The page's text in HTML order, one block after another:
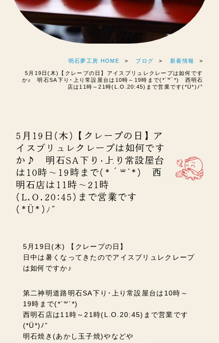
明石夢工房 HOME ブログ 新着情報
5月19日(木)【クレープの日】アイスブリュレクレープは如何です
か♪ 明石SA下り･上り常設屋台は10時～19時まで(*´꒳`*) 西明石
店は11時～21時(L.O.20:45)まで営業です(*Ü*)ﾉ”
5月19日(木)【クレープの日】ア
イスブリュレクレープは如何です
か♪ 明石SA下り･上り常設屋台
は10時～19時まで(*´꒳`*) 西
明石店は11時～21時
(L.O.20:45)まで営業です
(*Ü*)ﾉ”
5月19日(木) 【クレープの日】
日中は暑くなってきたのでアイスブリュレクレープ
は如何ですか♪
第二神明道路明石SA下り･上り常設屋台は10時～
19時まで(*´꒳`*)
西明石店は11時～21時(L.O.20:45)まで営業です
(*Ü*)ﾉ”
明石焼き(あかし玉子焼)やなどや